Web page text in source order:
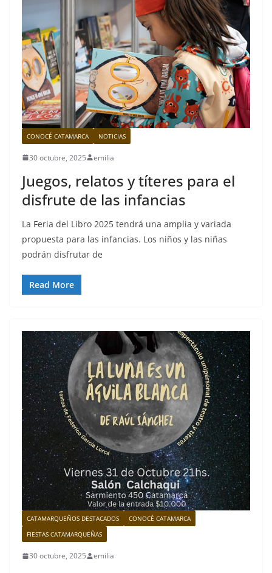
CONOCÉ CATAMARCA NOTICIAS
30 octubre, 2025 emilia
Juegos, relatos y títeres para el
disfrute de las infancias
La Feria del Libro 2025 tendrá una amplia y variada
propuesta para las infancias. Los niños y las niñas
podrán disfrutar de
Read More
CATAMARQUEÑOS DESTACADOS
CONOCÉ CATAMARCA
FIESTAS CATAMARQUEÑAS
30 octubre, 2025 emilia